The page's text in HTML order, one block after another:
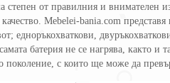
степен от правилния и
Mebelei-bania.com
батерия не се нагрява, както
поколение, с които ще може да